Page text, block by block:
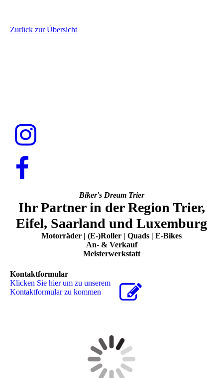
Zurück zur Übersicht
Biker's Dream Trier
Ihr Partner in der Region Trier,
Eifel, Saarland und Luxemburg
Motorräder | (E-)Roller | Quads | E-Bikes
An- & Verkauf
Meisterwerkstatt
Kontaktformular
Klicken Sie hier um zu unserem
Kon­takt­for­mu­lar zu kommen